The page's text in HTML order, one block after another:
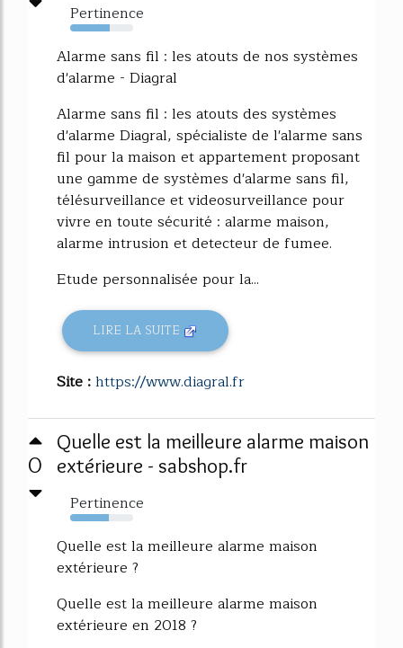
Pertinence
63%
Alarme sans fil : les atouts de nos systèmes
d'alarme - Diagral
Alarme sans fil : les atouts des systèmes
d'alarme Diagral, spécialiste de l'alarme sans
fil pour la maison et appartement proposant
une gamme de systèmes d'alarme sans fil,
télésurveillance et videosurveillance pour
vivre en toute sécurité : alarme maison,
alarme intrusion et detecteur de fumee.
Etude personnalisée pour la...
LIRE LA SUITE
Site :https://www.diagral.fr
0
Quelle est la meilleure alarme maison
extérieure - sabshop.fr
Pertinence
62%
Quelle est la meilleure alarme maison
extérieure ?
Quelle est la meilleure alarme maison
extérieure en 2018 ?